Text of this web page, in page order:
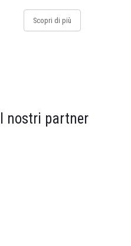
Scopri di più
I nostri partner